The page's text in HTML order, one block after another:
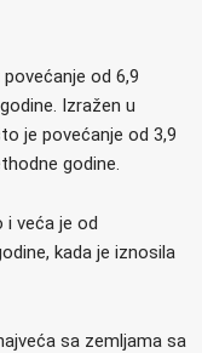
od 6,9
Izražen u
je povećanje od 3,9
godine.
veća je od
kada je iznosila
sa zemljama sa